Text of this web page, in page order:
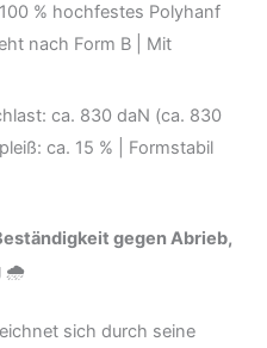
% hochfestes Polyhanf
nach Form B | Mit
ca. 830 daN (ca. 830
ca. 15 % | Formstabil
gegen Abrieb,
🌧️
sich durch seine